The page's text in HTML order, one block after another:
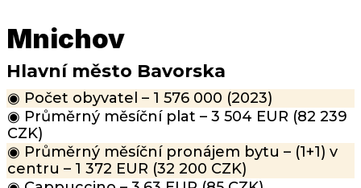
Mnichov
Hlavní město Bavorska
◉ Počet obyvatel – 1 576 000 (2023)
◉ Průměrný měsíční plat – 3 504 EUR (82 239
CZK)
◉ Průměrný měsíční pronájem bytu – (1+1) v
centru – 1 372 EUR (32 200 CZK)